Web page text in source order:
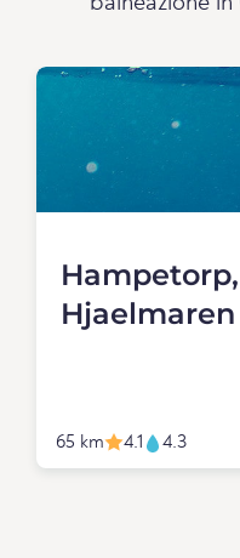
Hampetorp,
Hjaelmaren
65 km 4.1 4.3